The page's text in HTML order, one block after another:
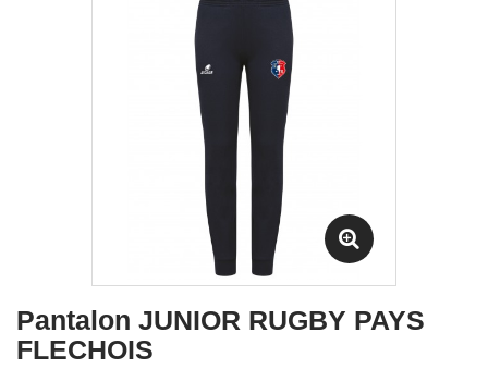
Pantalon JUNIOR RUGBY PAYS
FLECHOIS